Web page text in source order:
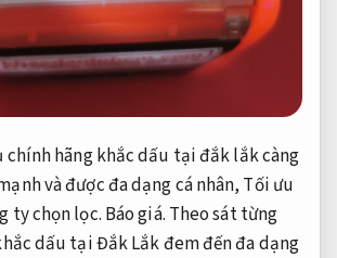
chính hãng khắc dấu tại đắk lắk càng
và được đa dạng cá nhân, Tối ưu
ty chọn lọc. Báo giá. Theo sát từng
dấu tại Đắk Lắk đem đến đa dạng